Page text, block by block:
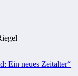
Ein neues Zeitalter“